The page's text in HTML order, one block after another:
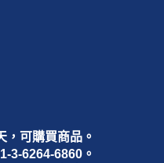
，可購買商品。
3-6264-6860。